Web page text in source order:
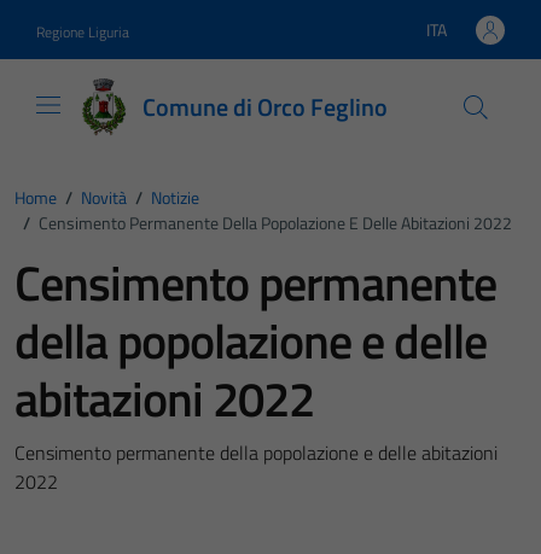
Regione Liguria Lingua attiva:
ITA
Comune di Orco Feglino
Home / Novità / Notizie
/ Censimento Permanente Della Popolazione E Delle Abitazioni 2022
Censimento permanente
della popolazione e delle
abitazioni 2022
Censimento permanente della popolazione e delle abitazioni
2022